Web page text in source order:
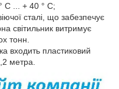
С ... + 40 ° С;
сталі, що забезпечує
світильник витримує
тонн.
входить пластиковий
метра.